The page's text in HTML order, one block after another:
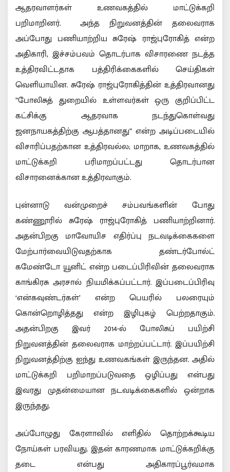
ஆதரவாளர்கள் உணவகத்தில் மாட்டுக்கறி
பறிமாறினர். அந்த நிறுவனத்தின் தலைவராக
அப்போது பணியாற்றிய சுரேஷ் ராஜ்புரோகித் என்ற
அதிகாரி, இச்சம்பவம் தொடர்பாக விசாரணை நடத்த
உத்திரவிட்டதாக பத்திரிக்கைகளில் செய்திகள்
வெளியாயின. சுரேஷ் ராஜ்புரோகித்தின் உத்திரவானது
”போலிசுத் துறையில் உள்ளவர்கள் ஒரு குறிப்பிட்ட
கட்சிக்கு ஆதரவாக நடந்துகொள்வது
ஜனநாயகத்திற்கு ஆபத்தானது” என்ற அடிப்படையில்
விசாரிப்பதற்கான உத்திரவல்ல; மாறாக, உணவகத்தில்
மாட்டுக்கறி பரிமாறப்பட்டது தொடர்பான
விசாரனைக்கான உத்திரவாகும்.
புன்னாடு வன்முறைச் சம்பவங்களின் போது
கண்ணூரில் சுரேஷ் ராஜ்புரோகித் பணியாற்றினார்.
அதன்பிறகு மாவோயிச எதிர்ப்பு நடவடிக்கைகளை
மேற்பார்வையிடுவதற்காக தண்டர்போல்ட்
கமேண்டோ யூனிட் என்ற படைப்பிரிவின் தலைவராக
காங்கிரசு அரசால் நியமிக்கப்பட்டார். இப்படைப்பிரிவு
‘என்கவுண்டர்கள்’ என்ற பெயரில் பலரையும்
கொன்றொழித்தது என்ற இழிபுகழ் பெற்றதாகும்.
அதன்பிறகு இவர் 2014-ல் போலிசுப் பயிற்சி
நிறுவனத்தின் தலைவராக மாற்றப்பட்டார். இப்பயிற்சி
நிறுவனத்திற்கு ஐந்து உணவகங்கள் இருந்தன. அதில்
மாட்டுக்கறி பறிமாறப்படுவதை ஒழிப்பது என்பது
இவரது முதன்மையான நடவடிக்கைகளில் ஒன்றாக
இருந்தது.
அப்போழுது கேரளாவில் எளிதில் தொற்றக்கூடிய
நோய்கள் பரவியது. இதன் காரணமாக மாட்டுக்கறிக்கு
தடை என்பது அதிகாரப்பூர்வமாக